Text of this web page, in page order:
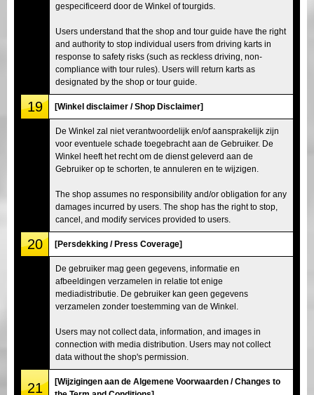
gespecificeerd door de Winkel of tourgids.
Users understand that the shop and tour guide have the right
and authority to stop individual users from driving karts in
response to safety risks (such as reckless driving, non-
compliance with tour rules). Users will return karts as
designated by the shop or tour guide.
19 [Winkel disclaimer / Shop Disclaimer]
De Winkel zal niet verantwoordelijk en/of aansprakelijk zijn
voor eventuele schade toegebracht aan de Gebruiker. De
Winkel heeft het recht om de dienst geleverd aan de
Gebruiker op te schorten, te annuleren en te wijzigen.
The shop assumes no responsibility and/or obligation for any
damages incurred by users. The shop has the right to stop,
cancel, and modify services provided to users.
20 [Persdekking / Press Coverage]
De gebruiker mag geen gegevens, informatie en
afbeeldingen verzamelen in relatie tot enige
mediadistributie. De gebruiker kan geen gegevens
verzamelen zonder toestemming van de Winkel.
Users may not collect data, information, and images in
connection with media distribution. Users may not collect
data without the shop's permission.
21
[Wijzigingen aan de Algemene Voorwaarden / Changes to